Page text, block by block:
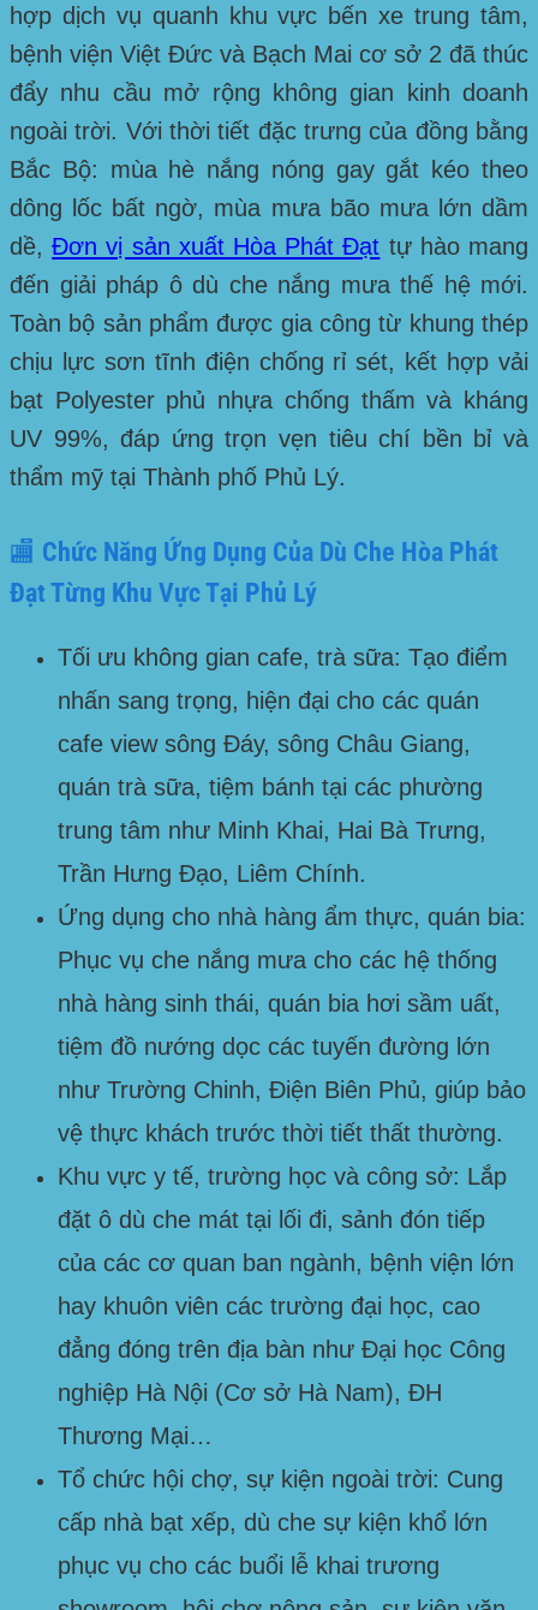
hợp dịch vụ quanh khu vực bến xe trung tâm,
bệnh viện Việt Đức và Bạch Mai cơ sở 2 đã thúc
đẩy nhu cầu mở rộng không gian kinh doanh
ngoài trời. Với thời tiết đặc trưng của đồng bằng
Bắc Bộ: mùa hè nắng nóng gay gắt kéo theo
dông lốc bất ngờ, mùa mưa bão mưa lớn dầm
dề,Đơn vị sản xuất Hòa Phát Đạt tự hào mang
đến giải pháp ô dù che nắng mưa thế hệ mới.
Toàn bộ sản phẩm được gia công từ khung thép
chịu lực sơn tĩnh điện chống rỉ sét, kết hợp vải
bạt Polyester phủ nhựa chống thấm và kháng
UV 99%, đáp ứng trọn vẹn tiêu chí bền bỉ và
thẩm mỹ tại Thành phố Phủ Lý.
🏬 Chức Năng Ứng Dụng Của Dù Che Hòa Phát
Đạt Từng Khu Vực Tại Phủ Lý
Tối ưu không gian cafe, trà sữa: Tạo điểm
nhấn sang trọng, hiện đại cho các quán
cafe view sông Đáy, sông Châu Giang,
quán trà sữa, tiệm bánh tại các phường
trung tâm như Minh Khai, Hai Bà Trưng,
Trần Hưng Đạo, Liêm Chính.
Ứng dụng cho nhà hàng ẩm thực, quán bia:
Phục vụ che nắng mưa cho các hệ thống
nhà hàng sinh thái, quán bia hơi sầm uất,
tiệm đồ nướng dọc các tuyến đường lớn
như Trường Chinh, Điện Biên Phủ, giúp bảo
vệ thực khách trước thời tiết thất thường.
Khu vực y tế, trường học và công sở: Lắp
đặt ô dù che mát tại lối đi, sảnh đón tiếp
của các cơ quan ban ngành, bệnh viện lớn
hay khuôn viên các trường đại học, cao
đẳng đóng trên địa bàn như Đại học Công
nghiệp Hà Nội (Cơ sở Hà Nam), ĐH
Thương Mại…
Tổ chức hội chợ, sự kiện ngoài trời: Cung
cấp nhà bạt xếp, dù che sự kiện khổ lớn
phục vụ cho các buổi lễ khai trương